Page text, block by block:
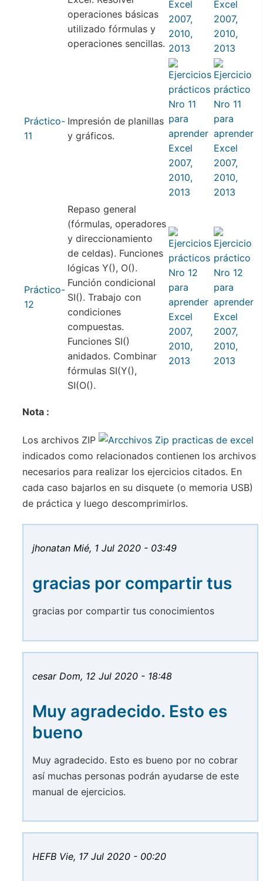
operaciones básicas
utilizado fórmulas y
operaciones sencillas.
Práctico-
11
Impresión de planillas
y gráficos.
Práctico-
12
Repaso general
(fórmulas, operadores
y direccionamiento
de celdas). Funciones
lógicas Y(), O().
Función condicional
SI(). Trabajo con
condiciones
compuestas.
Funciones SI()
anidados. Combinar
fórmulas SI(Y(),
SI(O().
Nota :
Los archivos ZIP
indicados como relacionados contienen los archivos
necesarios para realizar los ejercicios citados. En
cada caso bajarlos en su disquete (o memoria USB)
de práctica y luego descomprimirlos.
jhonatan Mié, 1 Jul 2020 - 03:49
gracias por compartir tus
gracias por compartir tus conocimientos
cesar Dom, 12 Jul 2020 - 18:48
Muy agradecido. Esto es
bueno
Muy agradecido. Esto es bueno por no cobrar
así muchas personas podrán ayudarse de este
manual de ejercicios.
HEFB Vie, 17 Jul 2020 - 00:20